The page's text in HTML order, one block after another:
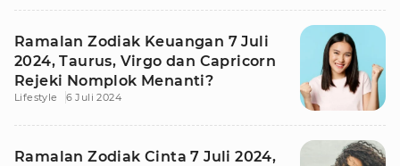
Ramalan Zodiak Keuangan 7 Juli
2024, Taurus, Virgo dan Capricorn
Rejeki Nomplok Menanti?
Lifestyle 6 Juli 2024
Ramalan Zodiak Cinta 7 Juli 2024,